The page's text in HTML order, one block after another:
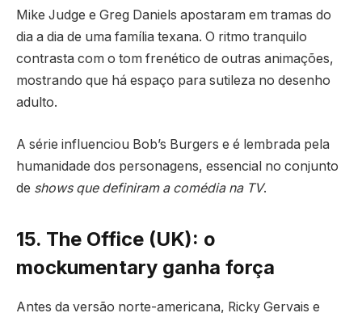
Mike Judge e Greg Daniels apostaram em tramas do
dia a dia de uma família texana. O ritmo tranquilo
contrasta com o tom frenético de outras animações,
mostrando que há espaço para sutileza no desenho
adulto.
A série influenciou Bob’s Burgers e é lembrada pela
humanidade dos personagens, essencial no conjunto
de shows que definiram a comédia na TV.
15. The Office (UK): o
mockumentary ganha força
Antes da versão norte-americana, Ricky Gervais e